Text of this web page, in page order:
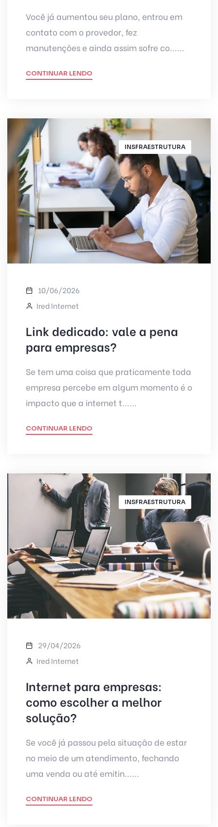
Você já aumentou seu plano, entrou em
contato com o provedor, fez
manutenções e ainda assim sofre co......
CONTINUAR LENDO
INSFRAESTRUTURA
10/06/2026
Ired Internet
Link dedicado: vale a pena
para empresas?
Se tem uma coisa que praticamente toda
empresa percebe em algum momento é o
impacto que a internet t......
CONTINUAR LENDO
INSFRAESTRUTURA
29/04/2026
Ired Internet
Internet para empresas:
como escolher a melhor
solução?
Se você já passou pela situação de estar
no meio de um atendimento, fechando
uma venda ou até emitin......
CONTINUAR LENDO